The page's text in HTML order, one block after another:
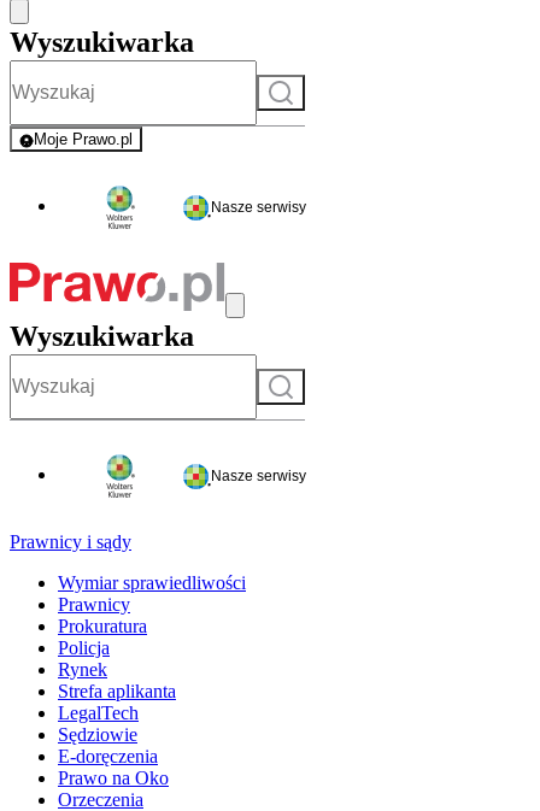
Wyszukiwarka
Szukaj
Moje Prawo.pl
- rejestracja i logowanie do serwisu
Nasze serwisy
Wyszukiwarka
Szukaj
Nasze serwisy
Prawnicy i sądy
Wymiar sprawiedliwości
Prawnicy
Prokuratura
Policja
Rynek
Strefa aplikanta
LegalTech
Sędziowie
E-doręczenia
Prawo na Oko
Orzeczenia